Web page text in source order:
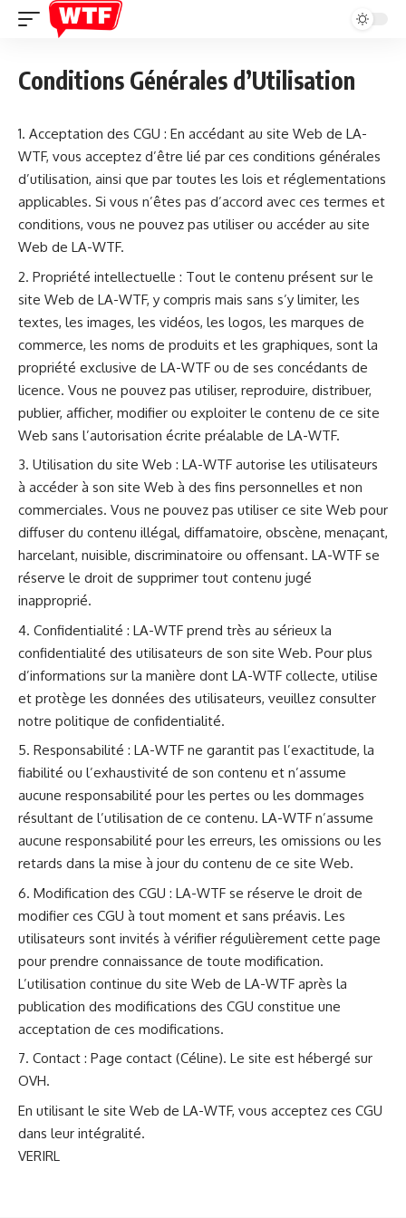
Conditions Générales d’Utilisation
Acceptation des CGU : En accédant au site Web de LA-
WTF, vous acceptez d’être lié par ces conditions générales
d’utilisation, ainsi que par toutes les lois et réglementations
applicables. Si vous n’êtes pas d’accord avec ces termes et
conditions, vous ne pouvez pas utiliser ou accéder au site
Web de LA-WTF.
Propriété intellectuelle : Tout le contenu présent sur le
site Web de LA-WTF, y compris mais sans s’y limiter, les
textes, les images, les vidéos, les logos, les marques de
commerce, les noms de produits et les graphiques, sont la
propriété exclusive de LA-WTF ou de ses concédants de
licence. Vous ne pouvez pas utiliser, reproduire, distribuer,
publier, afficher, modifier ou exploiter le contenu de ce site
Web sans l’autorisation écrite préalable de LA-WTF.
Utilisation du site Web : LA-WTF autorise les utilisateurs
à accéder à son site Web à des fins personnelles et non
commerciales. Vous ne pouvez pas utiliser ce site Web pour
diffuser du contenu illégal, diffamatoire, obscène, menaçant,
harcelant, nuisible, discriminatoire ou offensant. LA-WTF se
réserve le droit de supprimer tout contenu jugé
inapproprié.
Confidentialité : LA-WTF prend très au sérieux la
confidentialité des utilisateurs de son site Web. Pour plus
d’informations sur la manière dont LA-WTF collecte, utilise
et protège les données des utilisateurs, veuillez consulter
notre politique de confidentialité.
Responsabilité : LA-WTF ne garantit pas l’exactitude, la
fiabilité ou l’exhaustivité de son contenu et n’assume
aucune responsabilité pour les pertes ou les dommages
résultant de l’utilisation de ce contenu. LA-WTF n’assume
aucune responsabilité pour les erreurs, les omissions ou les
retards dans la mise à jour du contenu de ce site Web.
Modification des CGU : LA-WTF se réserve le droit de
modifier ces CGU à tout moment et sans préavis. Les
utilisateurs sont invités à vérifier régulièrement cette page
pour prendre connaissance de toute modification.
L’utilisation continue du site Web de LA-WTF après la
publication des modifications des CGU constitue une
acceptation de ces modifications.
Contact : Page contact (Céline). Le site est hébergé sur
OVH.
En utilisant le site Web de LA-WTF, vous acceptez ces CGU
dans leur intégralité.
VERIRL